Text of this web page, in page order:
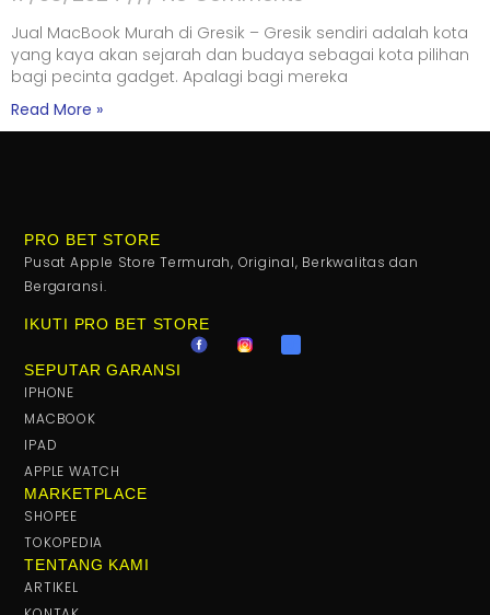
Jual MacBook Murah di Gresik – Gresik sendiri adalah kota
yang kaya akan sejarah dan budaya sebagai kota pilihan
bagi pecinta gadget. Apalagi bagi mereka
Read More »
PRO BET STORE
Pusat Apple Store Termurah, Original, Berkwalitas dan
Bergaransi.
IKUTI PRO BET STORE
SEPUTAR GARANSI
IPHONE
MACBOOK
IPAD
APPLE WATCH
MARKETPLACE
SHOPEE
TOKOPEDIA
TENTANG KAMI
ARTIKEL